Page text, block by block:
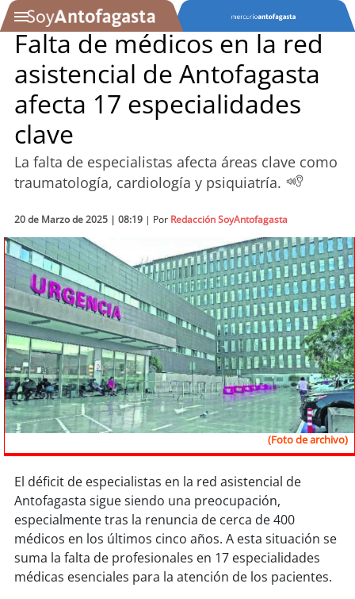
SOYTV
Podcast
Actualidad
Economía
Deportes
Tecnología
Sostenibilidad
soychile
soyiquique
soycalama
soyantofagasta
Falta de médicos en la red
asistencial de Antofagasta
afecta 17 especialidades
clave
La falta de especialistas afecta áreas clave como
traumatología, cardiología y psiquiatría.
20 de Marzo de 2025 | 08:19 | Por Redacción SoyAntofagasta
(Foto de archivo)
El déficit de especialistas en la red asistencial de
Antofagasta sigue siendo una preocupación,
especialmente tras la renuncia de cerca de 400
médicos en los últimos cinco años. A esta situación se
suma la falta de profesionales en 17 especialidades
médicas esenciales para la atención de los pacientes.